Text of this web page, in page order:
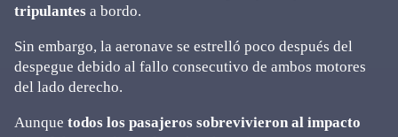
tripulantes a bordo.
Sin embargo, la aeronave se estrelló poco después del
despegue debido al fallo consecutivo de ambos motores
del lado derecho.
Aunque todos los pasajeros sobrevivieron al impacto